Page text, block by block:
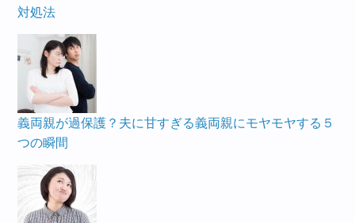
対処法
義両親が過保護？夫に甘すぎる義両親にモヤモヤする５
つの瞬間